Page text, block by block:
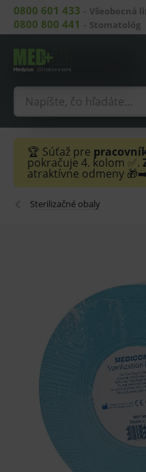
0800 601 433 – Všeobecná
0800 800 441 – Stomatológ
🏆 Súťaž pre
pokračuje 4. kolom ✅.
atraktívne odmeny
Sterilizačné obaly